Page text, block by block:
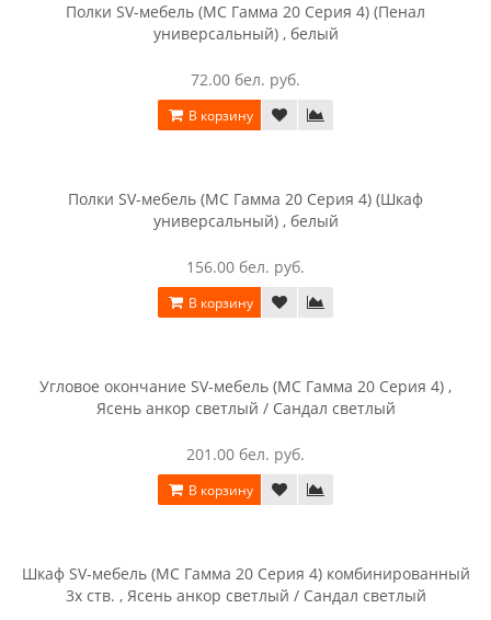
Полки SV-мебель (МС Гамма 20 Серия 4) (Пенал
универсальный) , белый
72.00 бел. руб.
В корзину
Полки SV-мебель (МС Гамма 20 Серия 4) (Шкаф
универсальный) , белый
156.00 бел. руб.
В корзину
Угловое окончание SV-мебель (МС Гамма 20 Серия 4) ,
Ясень анкор светлый / Сандал светлый
201.00 бел. руб.
В корзину
Шкаф SV-мебель (МС Гамма 20 Серия 4) комбинированный
3х ств. , Ясень анкор светлый / Сандал светлый